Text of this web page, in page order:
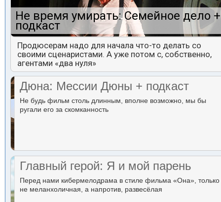
Не время умирать: Семейное дело +
подкаст
Продюсерам надо для начала что-то делать со
своими сценаристами. А уже потом с, собственно,
агентами «два нуля»
Дюна: Мессии Дюны + подкаст
Не будь фильм столь длинным, вполне возможно, мы бы
ругали его за скомканность
Главный герой: Я и мой парень
Перед нами кибермелодрама в стиле фильма «Она», только
не меланхоличная, а напротив, развесёлая